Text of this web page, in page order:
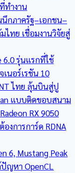
ทำงาน
นึกภาครัฐ–เอกชน–
ไทย เชื่อมงานวิจัยสู่
6.0 รุ่นแรกที่ใช้
เนอร์เรชัน 10
ไทย ลุ้นบินสู่ปู
แบบติดขอบสนาม
RX 9050
องการการ์ด RDNA
6, Mustang Peak
ญหา OpenCL